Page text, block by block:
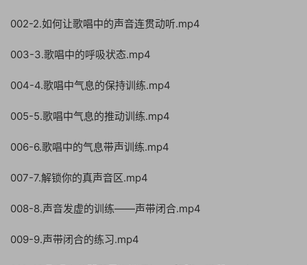
002-2.如何让歌唱中的声音连贯动听.mp4
003-3.歌唱中的呼吸状态.mp4
004-4.歌唱中气息的保持训练.mp4
005-5.歌唱中气息的推动训练.mp4
006-6.歌唱中的气息带声训练.mp4
007-7.解锁你的真声音区.mp4
008-8.声音发虚的训练——声带闭合.mp4
009-9.声带闭合的练习.mp4